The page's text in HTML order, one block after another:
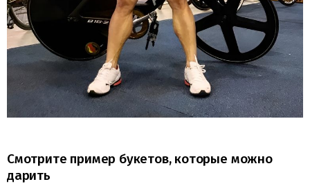
Смотрите пример букетов, которые можно
дарить